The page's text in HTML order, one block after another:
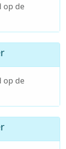
op de
op de